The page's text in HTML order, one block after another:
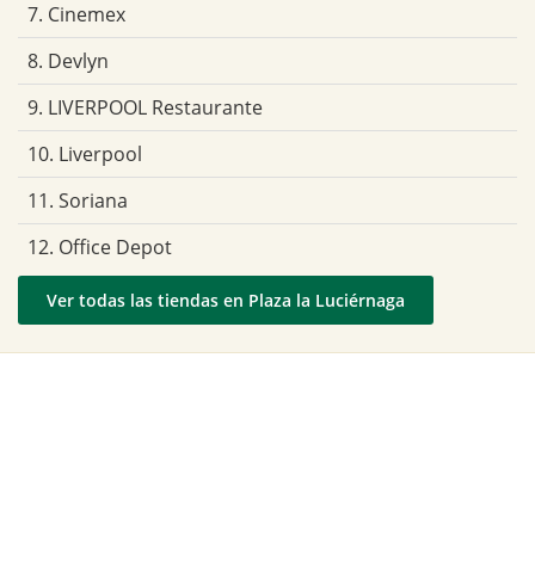
7. Cinemex
8. Devlyn
9. LIVERPOOL Restaurante
10. Liverpool
11. Soriana
12. Office Depot
Ver todas las tiendas en Plaza la Luciérnaga